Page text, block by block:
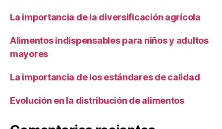
La importancia de la diversificación agrícola
Alimentos indispensables para niños y adultos
mayores
La importancia de los estándares de calidad
Evolución en la distribución de alimentos